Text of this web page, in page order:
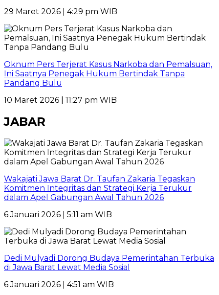
29 Maret 2026 | 4:29 pm WIB
Oknum Pers Terjerat Kasus Narkoba dan Pemalsuan,
Ini Saatnya Penegak Hukum Bertindak Tanpa
Pandang Bulu
10 Maret 2026 | 11:27 pm WIB
JABAR
Wakajati Jawa Barat Dr. Taufan Zakaria Tegaskan
Komitmen Integritas dan Strategi Kerja Terukur
dalam Apel Gabungan Awal Tahun 2026
6 Januari 2026 | 5:11 am WIB
Dedi Mulyadi Dorong Budaya Pemerintahan Terbuka
di Jawa Barat Lewat Media Sosial
6 Januari 2026 | 4:51 am WIB